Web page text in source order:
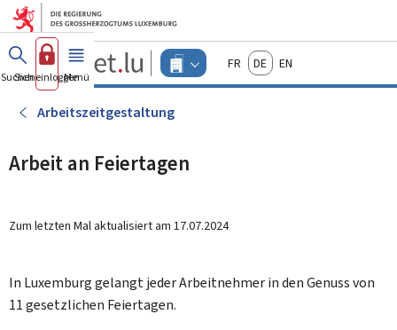
Zum Hauptmenü
Zum Inhalt
Guichet.lu
Changer
d'espace
actif
FrançaisDeutschEnglish
Suchen
Sich einloggen
Menü Haupt-
Arbeitszeitgestaltung
Arbeit an Feiertagen
Zum letzten Mal aktualisiert am 17.07.2024
In Luxemburg gelangt jeder Arbeitnehmer in den Genuss von
11 gesetzlichen Feiertagen.